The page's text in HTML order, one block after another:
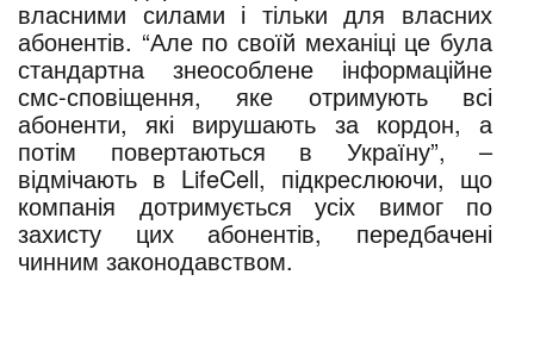
власними силами і тільки для власних
абонентів. “Але по своїй механіці це була
стандартна знеособлене інформаційне
смс-сповіщення, яке отримують всі
абоненти, які вирушають за кордон, а
потім повертаються в Україну”, –
відмічають в LifeCell, підкреслюючи, що
компанія дотримується усіх вимог по
захисту цих абонентів, передбачені
чинним законодавством.